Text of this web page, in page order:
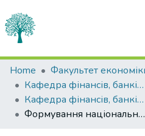
Statistics
Communities & Collections
All of DSpace
Home
Кафедра фінансів, банківської справи та страхування
Кафедра фінансів, банківської справи та страхування
Формування національної системи соціальних статистичних даних як основи соціального бюджетування